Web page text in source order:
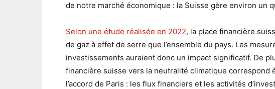
de notre marché économique : la Suisse gère environ un
Selon une étude réalisée en 2022, la place financière
de gaz à effet de serre que l’ensemble du pays. Les
investissements auraient donc un impact significatif. De
financière suisse vers la neutralité climatique correspond
l’accord de Paris : les flux financiers et les activités